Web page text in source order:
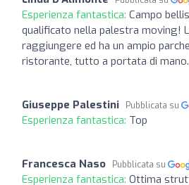
Esperienza fantastica: Campo
qualificato nella palestra moving!
raggiungere ed ha un ampio
ristorante, tutto a portata di
Giuseppe Palestini Pubblicata su
Esperienza fantastica: Top
Francesca Naso Pubblicata su
Esperienza fantastica: Ottima